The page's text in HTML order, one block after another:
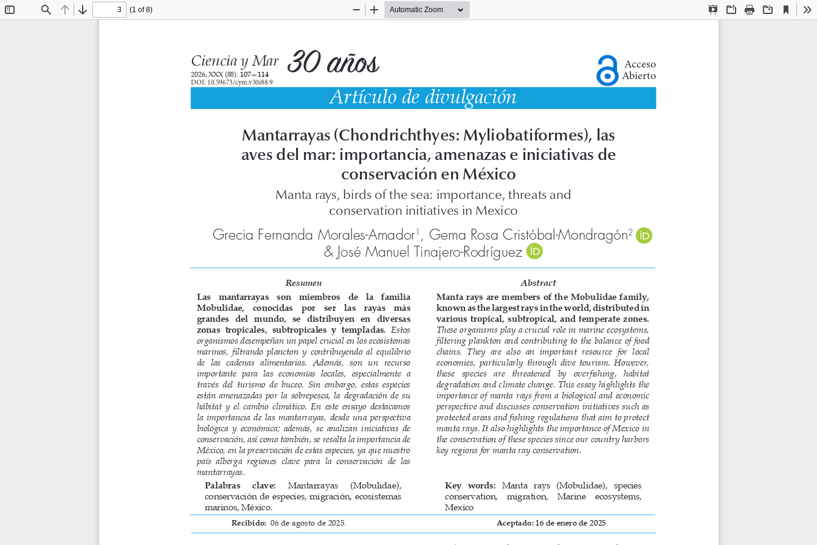
Find Previous
Next
(1 of 8)
Presentation
OpenPrint Download
Current
View
Zoom
Zoom
Grecia Fernanda Morales-Amador1 , Gema Rosa Cristóbal-Mondragón2
& José Manuel Tinajero-Rodríguez
Mantarrayas (Chondrichthyes: Myliobatiformes), las
aves del mar: importancia, amenazas e iniciativas de
conservación en México
Resumen
Las   mantarrayas   son   miembros   de   la   familia
Mobulidae,    conocidas    por    ser    las    rayas    más
grandes   del   mundo,   se   distribuyen   en   diversas
zonas  tropicales,  subtropicales  y  templadas. Estos
organismos desempeñan un papel crucial en los ecosistemas
marinos, filtrando plancton y contribuyendo al equilibrio
de   las   cadenas   alimentarias.   Además,   son   un   recurso
importante  para  las  economías  locales,  especialmente  a
través del turismo de buceo. Sin embargo, estas especies
están amenazadas por la sobrepesca, la degradación de su
hábitat y el cambio climático. En este ensayo destacamos
la importancia de las mantarrayas, desde una perspectiva
biológica y económica; además, se analizan iniciativas de
conservación, así como también, se resalta la importancia de
México, en la preservación de estas especies, ya que nuestro
país  alberga  regiones  clave  para  la  conservación  de  las
mantarrayas.
Abstract
Manta rays are members of the Mobulidae family,
known as the largest rays in the world, distributed in
various  tropical,  subtropical,  and  temperate  zones.
These organisms play a crucial role in marine ecosystems,
filtering plankton and contributing to the balance of food
chains.  They  are  also  an  important  resource  for  local
economies, particularly through dive tourism. However,
these  species  are  threatened  by  overfishing,  habitat
degradation and climate change. This essay highlights the
importance of manta rays from a biological and economic
perspective and discusses conservation initiatives such as
protected areas and fishing regulations that aim to protect
manta rays. It also highlights the importance of Mexico in
the conservation of these species since our country harbors
key regions for manta ray conservation.
Artículo de divulgación
Ciencia y Mar
2026, XXX (88): 107—114
DOI: 10.59673/cym.v30i88.9
Acceso
Abierto
Palabras     clave:
Mantarrayas     (Mobulidae),
conservación  de  especies,  migración,  ecosistemas
marinos, México.
Recibido: 06 de agosto de 2025.
Key   words:
Manta   rays   (Mobulidae),   species
conservation,    migration,    Marine    ecosystems,
Mexico
Aceptado: 16 de enero de 2025.
Manta rays, birds of the sea: importance, threats and
conservation initiatives in Mexico
30 años